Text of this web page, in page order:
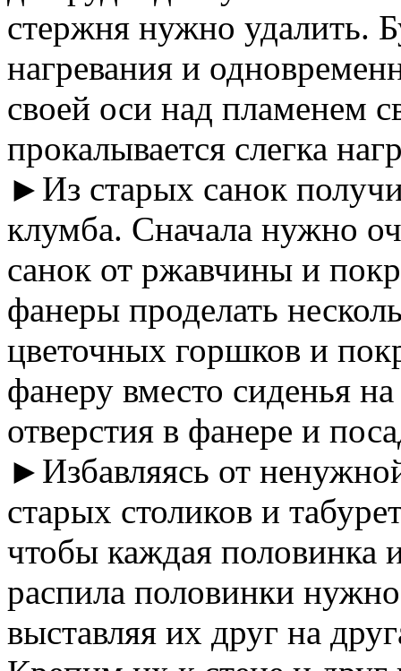
стержня нужно удалить.
нагревания и
своей оси над пламенем
прокалывается слегка
►Из старых санок
клумба. Сначала нужно
санок от ржавчины и
фанеры проделать
цветочных горшков и
фанеру вместо сиденья
отверстия в фанере и
►Избавляясь от
старых столиков и
чтобы каждая половинка
распила половинки
выставляя их друг на